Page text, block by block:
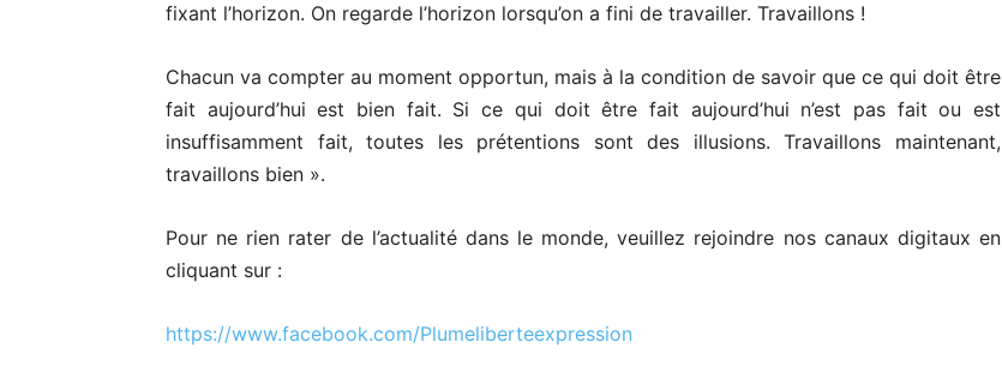
fixant l’horizon. On regarde l’horizon lorsqu’on a fini de travailler. Travaillons !
Chacun va compter au moment opportun, mais à la condition de savoir que ce qui doit être
fait aujourd’hui est bien fait. Si ce qui doit être fait aujourd’hui n’est pas fait ou est
insuffisamment fait, toutes les prétentions sont des illusions. Travaillons maintenant,
travaillons bien ».
Pour ne rien rater de l’actualité dans le monde, veuillez rejoindre nos canaux digitaux en
cliquant sur :
https://www.facebook.com/Plumeliberteexpression